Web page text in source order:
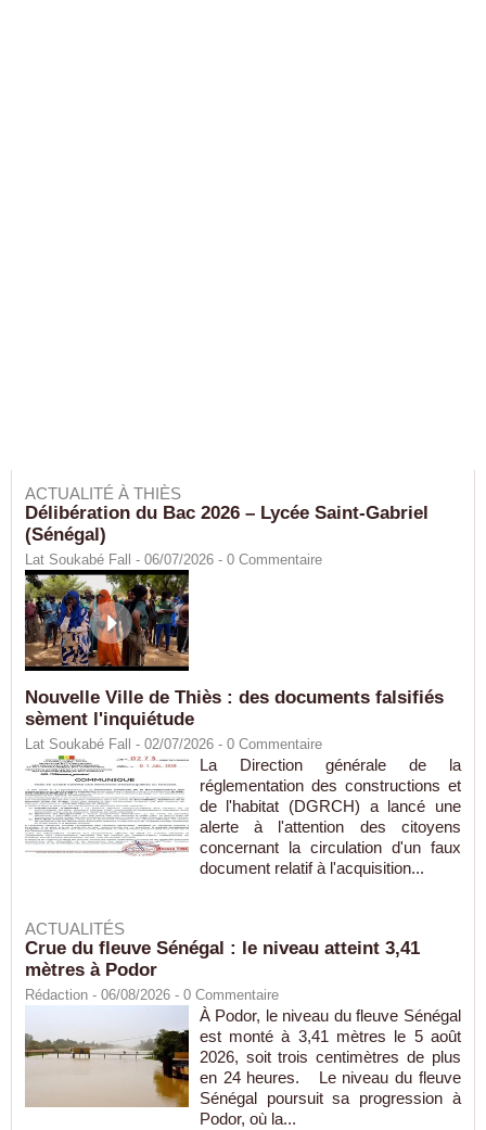
ACTUALITÉ À THIÈS
Délibération du Bac 2026 – Lycée Saint-Gabriel
(Sénégal)
Lat Soukabé Fall - 06/07/2026 - 0 Commentaire
Nouvelle Ville de Thiès : des documents falsifiés
sèment l'inquiétude
Lat Soukabé Fall - 02/07/2026 - 0 Commentaire
La Direction générale de la
réglementation des constructions et
de l'habitat (DGRCH) a lancé une
alerte à l'attention des citoyens
concernant la circulation d'un faux
document relatif à l'acquisition...
ACTUALITÉS
Crue du fleuve Sénégal : le niveau atteint 3,41
mètres à Podor
Rédaction - 06/08/2026 - 0 Commentaire
À Podor, le niveau du fleuve Sénégal
est monté à 3,41 mètres le 5 août
2026, soit trois centimètres de plus
en 24 heures. Le niveau du fleuve
Sénégal poursuit sa progression à
Podor, où la...